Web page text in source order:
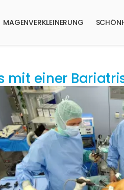
MAGENVERKLEINERUNG
mit einer